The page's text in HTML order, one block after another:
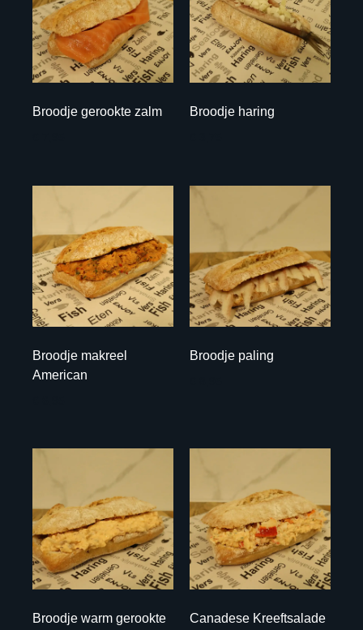
Broodje gerookte zalm Broodje haring
Broodje makreel
American
Broodje paling
Broodje warm gerookte
Canadese Kreeftsalade